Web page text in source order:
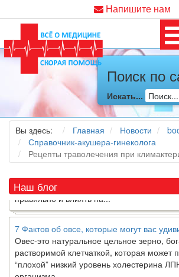
Напишите нам
Поиск по
Искать...
Вы здесь: Главная Новости
Справочник-акушера-гинеколога
Рецепты траволечения при
Наш блог
Как я заболел во время локдауна?
Это странная ситуация: вы соблюдали
предосторожности COVID-19 (вы почти
но, тем не менее, вы каким-то образом
можете задаться...
5 причин обратить внимание на
Какдиетолог, я вижу, что многие
приходят в нашужизньи быстро
из них это скорее наказание, чем способ
правильно и влиять на...
7 Фактов об овсе, которые могут вас
Овес-это натуральное цельное зерно,
растворимой клетчаткой, которая может
“плохой” низкий уровень холестерина
организма....